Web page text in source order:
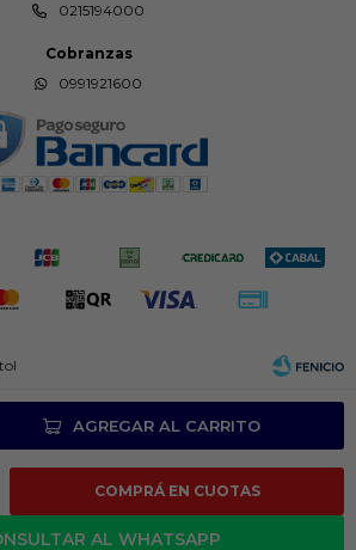
AGREGAR AL CARRITO
COMPRÁ EN CUOTAS
AL WHATSAPP
0215194000
Cobranzas
0991921600